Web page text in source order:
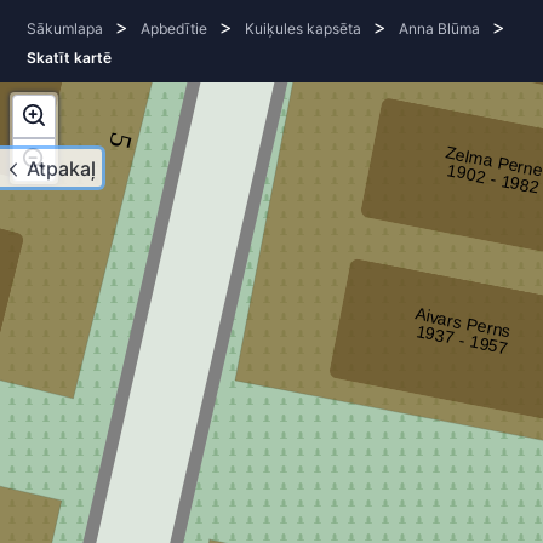
Atpakaļ
Sākumlapa > Apbedītie > Kuiķules kapsēta > Anna Blūma >
Skatīt kartē
5
2
Zelma
1902 - 1982
Aivars Perns
1937 - 1957